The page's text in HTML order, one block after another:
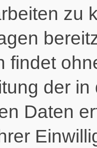
zu
findet
der
Daten